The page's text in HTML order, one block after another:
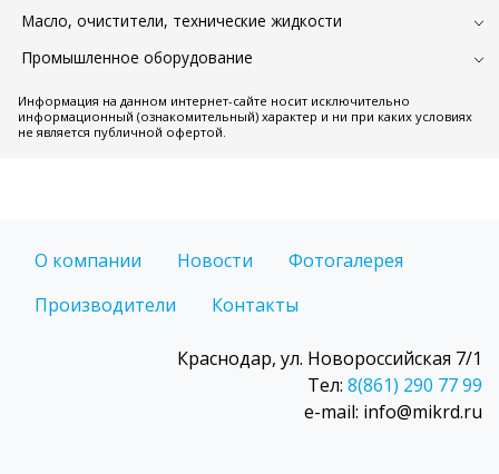
Масло, очистители, технические жидкости
Промышленное оборудование
Информация на данном интернет-сайте носит исключительно
информационный (ознакомительный) характер и ни при каких условиях
не является публичной офертой.
О компании Новости
Фотогалерея
Производители
Контакты
Краснодар, ул. Новороссийская 7/1
Тел: 8(861) 290 77 99
e-mail: info@mikrd.ru